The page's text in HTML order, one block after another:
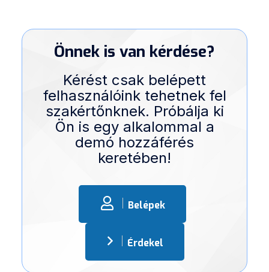
Önnek is van kérdése?
Kérést csak belépett
felhasználóink tehetnek fel
szakértőnknek. Próbálja ki
Ön is egy alkalommal a
demó hozzáférés
keretében!
Belépek
Érdekel